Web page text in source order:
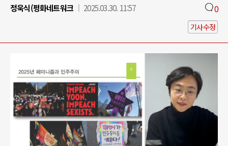
정욱식(평화네트워크
2025.03.30. 11:57 0
기사수정